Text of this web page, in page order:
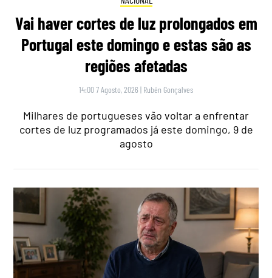
Vai haver cortes de luz prolongados em
Portugal este domingo e estas são as
regiões afetadas
14:00 7 Agosto, 2026 | Rubén Gonçalves
Milhares de portugueses vão voltar a enfrentar
cortes de luz programados já este domingo, 9 de
agosto